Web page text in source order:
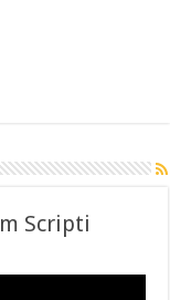
Scripti